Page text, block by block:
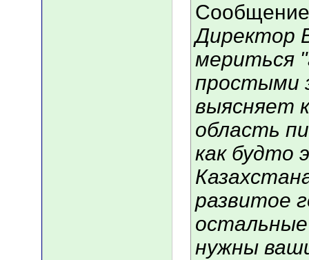
Директор
мериться
простыми
выясняет
область
как будто
развитое
остальные
нужны